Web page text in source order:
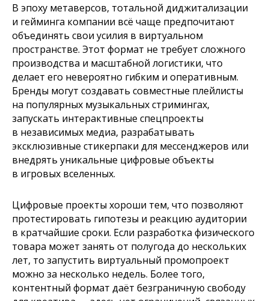
В эпоху метаверсов, тотальной диджитализации
и гейминга компании всё чаще предпочитают
объединять свои усилия в виртуальном
пространстве. Этот формат не требует сложного
производства и масштабной логистики, что
делает его невероятно гибким и оперативным.
Бренды могут создавать совместные плейлисты
на популярных музыкальных стримингах,
запускать интерактивные спецпроекты
в независимых медиа, разрабатывать
эксклюзивные стикерпаки для мессенджеров или
внедрять уникальные цифровые объекты
в игровых вселенных.
Цифровые проекты хороши тем, что позволяют
протестировать гипотезы и реакцию аудитории
в кратчайшие сроки. Если разработка физического
товара может занять от полугода до нескольких
лет, то запустить виртуальный промопроект
можно за несколько недель. Более того,
контентный формат даёт безграничную свободу